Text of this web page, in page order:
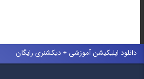
دانلود اپلیکیشن آموزشی + دیکشنری رایگان